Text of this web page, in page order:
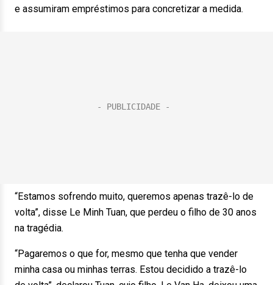
e assumiram empréstimos para concretizar a medida.
“Estamos sofrendo muito, queremos apenas trazê-lo de
volta”, disse Le Minh Tuan, que perdeu o filho de 30 anos
na tragédia.
“Pagaremos o que for, mesmo que tenha que vender
minha casa ou minhas terras. Estou decidido a trazê-lo